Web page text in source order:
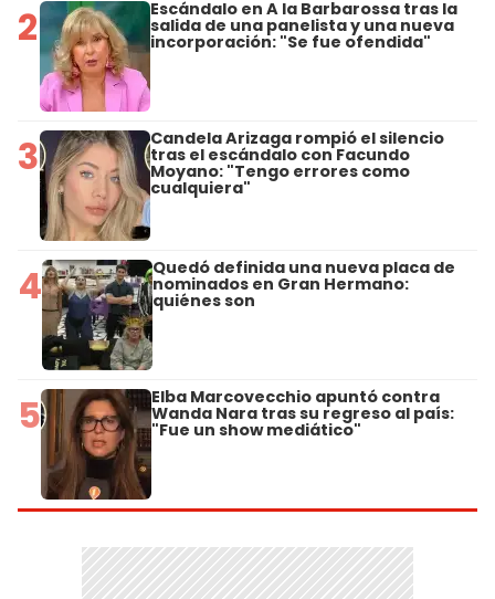
2 Escándalo en A la Barbarossa tras la
salida de una panelista y una nueva
incorporación: "Se fue ofendida"
3 Candela Arizaga rompió el silencio
tras el escándalo con Facundo
Moyano: "Tengo errores como
cualquiera"
4 Quedó definida una nueva placa de
nominados en Gran Hermano:
quiénes son
5 Elba Marcovecchio apuntó contra
Wanda Nara tras su regreso al país:
"Fue un show mediático"